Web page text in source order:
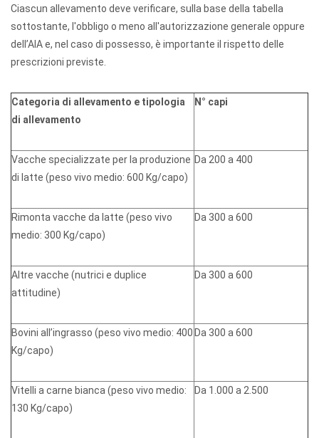
Ciascun allevamento deve verificare, sulla base della tabella
sottostante, l'obbligo o meno all'autorizzazione generale oppure
dell’AIA e, nel caso di possesso, è importante il rispetto delle
prescrizioni previste.
Categoria di allevamento e tipologia
di allevamento
N° capi
Vacche specializzate per la produzione
di latte (peso vivo medio: 600 Kg/capo)
Da 200 a 400
Rimonta vacche da latte (peso vivo
medio: 300 Kg/capo)
Da 300 a 600
Altre vacche (nutrici e duplice
attitudine)
Da 300 a 600
Bovini all’ingrasso (peso vivo medio: 400
Kg/capo)
Da 300 a 600
Vitelli a carne bianca (peso vivo medio:
130 Kg/capo)
Da 1.000 a 2.500